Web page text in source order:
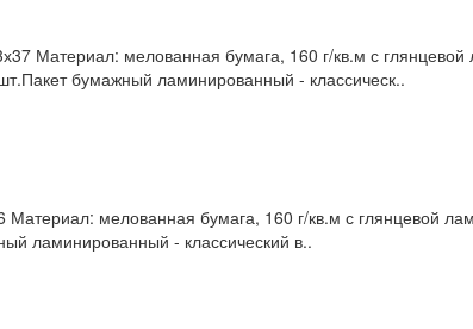
Материал: мелованная бумага, 160 г/кв.м с
бумажный ламинированный - классическ..
мелованная бумага, 160 г/кв.м с глянцевой
ламинированный - классический в..